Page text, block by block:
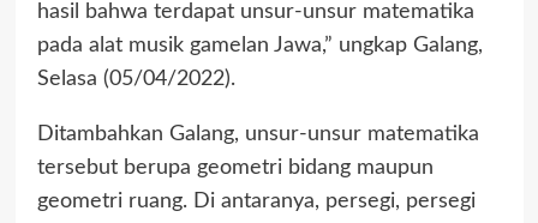
hasil bahwa terdapat unsur-unsur matematika
pada alat musik gamelan Jawa,” ungkap Galang,
Selasa (05/04/2022).
Ditambahkan Galang, unsur-unsur matematika
tersebut berupa geometri bidang maupun
geometri ruang. Di antaranya, persegi, persegi